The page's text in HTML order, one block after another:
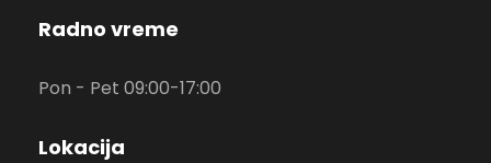
Radno vreme
Pon - Pet 09:00-17:00
Lokacija